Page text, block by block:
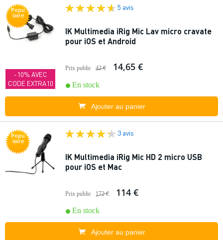
Popu
laire
-10% AVEC
CODE EXTRA10
5 avis
IK Multimedia iRig Mic Lav micro cravate
pour iOS et Android
Prix public 42 € 14,65 €
En stock
Ajouter au panier
Popu
laire
3 avis
IK Multimedia iRig Mic HD 2 micro USB
pour iOS et Mac
Prix public 172 € 114 €
En stock
Ajouter au panier